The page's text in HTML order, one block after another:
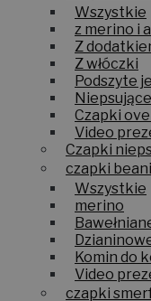
Czapki
Wszystkie
z merino i
Z
Z włóczki
Podszyte
Niepsujące
Czapki
Video
Czapki
czapki
Wszystkie
merino
Komin do
Video